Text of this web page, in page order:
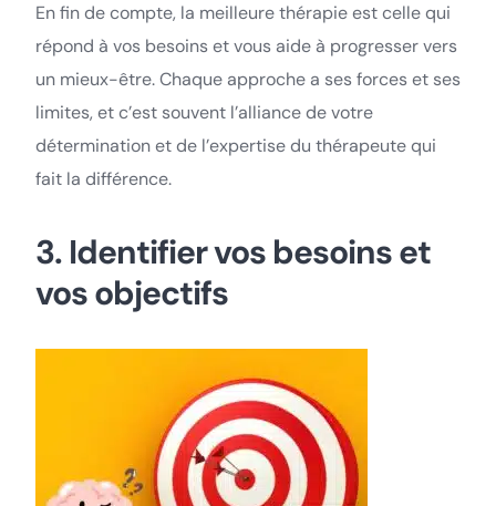
En fin de compte, la meilleure thérapie est celle qui
répond à vos besoins et vous aide à progresser vers
un mieux-être. Chaque approche a ses forces et ses
limites, et c’est souvent l’alliance de votre
détermination et de l’expertise du thérapeute qui
fait la différence.
3. Identifier vos besoins et
vos objectifs